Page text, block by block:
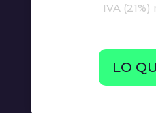
IVA
LO